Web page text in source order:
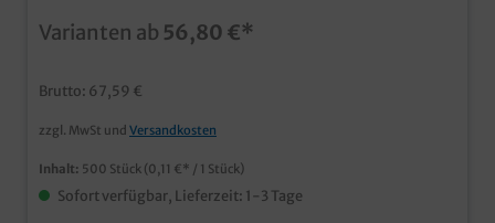
Fettdicht & Lebensmittelecht Perfekt für Nudeln,
Motiv erhältlich
Varianten ab 56,80 €*
Brutto: 67,59 €
zzgl. MwSt und Versandkosten
Inhalt: 500 Stück (0,11 €* / 1 Stück)
Sofort verfügbar, Lieferzeit: 1-3 Tage